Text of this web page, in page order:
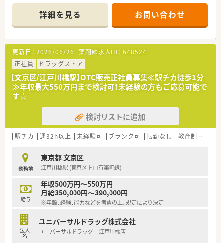
＊------------------------------------------＊
【店舗情報と応需状況について】
■都営三田線の千石駅から徒歩で1分ほどの好立地に位置してお
り、毎日の通勤が非常に便利で雨の日でも快適にアクセスできま
す。
■処方箋は1日あたり約200枚を応需しており、整形外科や内科、
小児科をはじめとした様々な科目の面対応を行っています。
■医薬品の採用品目数は約2300品目と豊富であり、近隣の文京
整形外科や多数の医療機関からの処方箋を受け付けています。
【法人特徴について】
■東京23区内を対象にドミナント展開を推進しているため、転
居を伴う大きな異動がなく住み慣れた地域で長く働き続けられ
ます。
ため、経営基盤が極めて安定しており手厚い福利厚生が魅力で
す。
■お客様の満足度を高めるために社員教育へ最大限の力を注い
でおり、独自の研修制度を通じて個性を伸ばす会社です。
【勤務実態について】
■残業時間は月に平均11時間程度と比較的少なく、残業代は1分
■年間休日は111日確保されており、入社2年目以降からは毎年7
日間の連続休暇制度を利用してリフレッシュできます。
詳細を見る お問い合わせ
更新日： 2026/06/26 薬剤師求人ID： 648524
正社員
ドラッグストア
【文京区/江戸川橋駅】OTC販売正社員募集≪駅チカ徒歩1分
≫年収最大550万円まで検討可！未経験の方もご応募可能で
す☆
検討リストに追加
駅チカ 週32h以上 未経験可 ブランク可 転勤なし 教育制度あり
勤務地
東京都 文京区
江戸川橋駅 (東京メトロ有楽町線)
給与
年収500万円～550万円
月給350,000円～390,000円
※年齢、経験、能力などを考慮の上、規定により決定
法人
名
ユニバーサルドラッグ株式会社
ユニバーサルドラッグ 江戸川橋店